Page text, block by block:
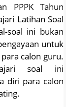
PPPK Tahun
Latihan Soal
soal ini bukan
untuk
calon guru.
soal ini
diri para calon